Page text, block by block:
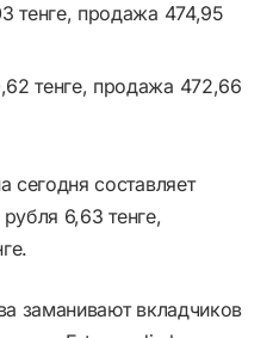
тенге, продажа 474,95
тенге, продажа 472,66
сегодня составляет
6,63 тенге,
заманивают вкладчиков